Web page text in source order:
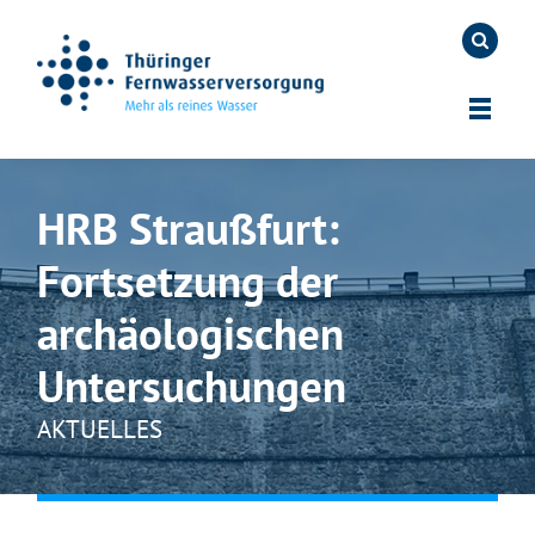
HRB Straußfurt:
Fortsetzung der
archäologischen
Untersuchungen
AKTUELLES